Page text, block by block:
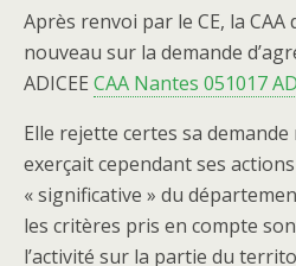
Après renvoi par le CE, la
nouveau sur la demande
ADICEE CAA Nantes 051017
Elle rejette certes sa demande
exerçait cependant ses
« significative » du
les critères pris en compte
l’activité sur la partie du